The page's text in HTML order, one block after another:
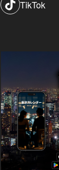
TikTok